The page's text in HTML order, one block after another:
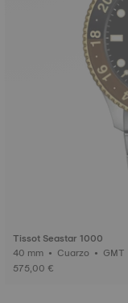
Tissot Seastar 1000
40 mm • Cuarzo • GMT
575,00 €